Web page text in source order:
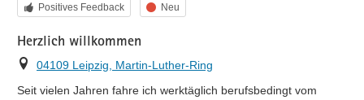
Kategorie
Positives Feedback Status
Neu
Herzlich willkommen
Ort
04109 Leipzig, Martin-Luther-Ring
Seit vielen Jahren fahre ich werktäglich berufsbedingt vom